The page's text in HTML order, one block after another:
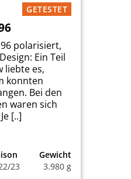
GETESTET
polarisiert,
Ein Teil
liebte es,
konnten
Bei den
waren sich
[..]
23
Gewicht
3.980 g